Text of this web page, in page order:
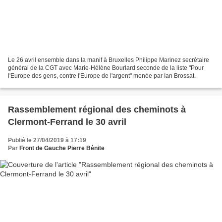
Le 26 avril ensemble dans la manif à Bruxelles Philippe Marinez secrétaire
général de la CGT avec Marie-Hélène Bourlard seconde de la liste "Pour
l'Europe des gens, contre l'Europe de l'argent" menée par Ian Brossat.
Rassemblement régional des cheminots à
Clermont-Ferrand le 30 avril
Publié le 27/04/2019 à 17:19
Par Front de Gauche Pierre Bénite